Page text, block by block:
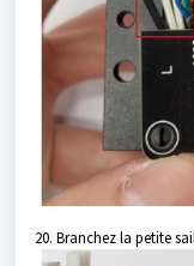
20. Branchez la petite